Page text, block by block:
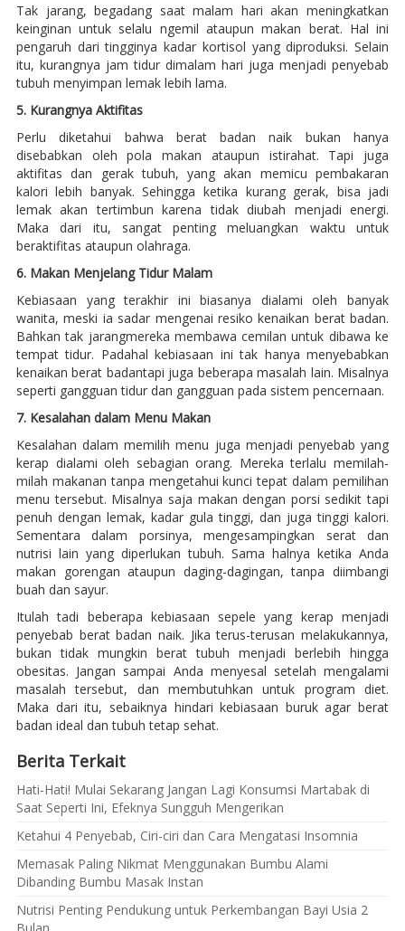
Tak jarang, begadang saat malam hari akan meningkatkan
keinginan untuk selalu ngemil ataupun makan berat. Hal ini
pengaruh dari tingginya kadar kortisol yang diproduksi. Selain
itu, kurangnya jam tidur dimalam hari juga menjadi penyebab
tubuh menyimpan lemak lebih lama.
5. Kurangnya Aktifitas
Perlu diketahui bahwa berat badan naik bukan hanya
disebabkan oleh pola makan ataupun istirahat. Tapi juga
aktifitas dan gerak tubuh, yang akan memicu pembakaran
kalori lebih banyak. Sehingga ketika kurang gerak, bisa jadi
lemak akan tertimbun karena tidak diubah menjadi energi.
Maka dari itu, sangat penting meluangkan waktu untuk
beraktifitas ataupun olahraga.
6. Makan Menjelang Tidur Malam
Kebiasaan yang terakhir ini biasanya dialami oleh banyak
wanita, meski ia sadar mengenai resiko kenaikan berat badan.
Bahkan tak jarangmereka membawa cemilan untuk dibawa ke
tempat tidur. Padahal kebiasaan ini tak hanya menyebabkan
kenaikan berat badantapi juga beberapa masalah lain. Misalnya
seperti gangguan tidur dan gangguan pada sistem pencernaan.
7. Kesalahan dalam Menu Makan
Kesalahan dalam memilih menu juga menjadi penyebab yang
kerap dialami oleh sebagian orang. Mereka terlalu memilah-
milah makanan tanpa mengetahui kunci tepat dalam pemilihan
menu tersebut. Misalnya saja makan dengan porsi sedikit tapi
penuh dengan lemak, kadar gula tinggi, dan juga tinggi kalori.
Sementara dalam porsinya, mengesampingkan serat dan
nutrisi lain yang diperlukan tubuh. Sama halnya ketika Anda
makan gorengan ataupun daging-dagingan, tanpa diimbangi
buah dan sayur.
Itulah tadi beberapa kebiasaan sepele yang kerap menjadi
penyebab berat badan naik. Jika terus-terusan melakukannya,
bukan tidak mungkin berat tubuh menjadi berlebih hingga
obesitas. Jangan sampai Anda menyesal setelah mengalami
masalah tersebut, dan membutuhkan untuk program diet.
Maka dari itu, sebaiknya hindari kebiasaan buruk agar berat
badan ideal dan tubuh tetap sehat.
Berita Terkait
Hati-Hati! Mulai Sekarang Jangan Lagi Konsumsi Martabak di
Saat Seperti Ini, Efeknya Sungguh Mengerikan
Ketahui 4 Penyebab, Ciri-ciri dan Cara Mengatasi Insomnia
Memasak Paling Nikmat Menggunakan Bumbu Alami
Dibanding Bumbu Masak Instan
Nutrisi Penting Pendukung untuk Perkembangan Bayi Usia 2